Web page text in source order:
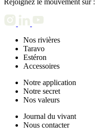
Nos rivières
Taravo
Estéron
Accessoires
Notre application
Notre secret
Nos valeurs
Journal du vivant
Nous contacter